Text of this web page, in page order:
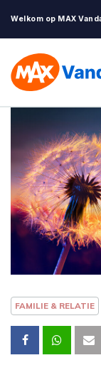
Welkom op MAX
FAMILIE & RELATIE